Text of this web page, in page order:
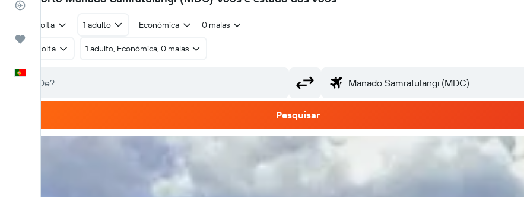
Monitorizador de voos
Ida e volta 1 adulto Económica 0 malas
Ida e volta 1 adulto, Económica, 0 malas
Pesquisar